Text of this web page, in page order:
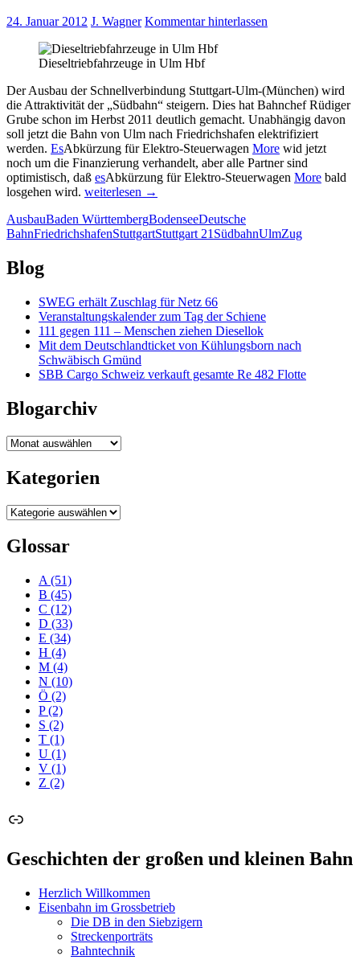
24. Januar 2012 J. Wagner Kommentar hinterlassen
Dieseltriebfahrzeuge in Ulm Hbf
Der Ausbau der Schnellverbindung Stuttgart-Ulm-(München) wird
die Attraktivität der „Südbahn“ steigern. Dies hat Bahnchef Rüdiger
Grube schon im Herbst 2011 deutlich gemacht. Unabhängig davon
soll jetzt die Bahn von Ulm nach Friedrichshafen elektrifiziert
werden. EsAbkürzung für Elektro-Steuerwagen More wid jetzt
noch um die Finanzierung verhandelt, aber alle Partner sind
optimistisch, daß esAbkürzung für Elektro-Steuerwagen More bald
losgehen wird. Südbahn
elektrifiziert:
Ulm-
weiterlesen →
AusbauBaden WürttembergBodenseeDeutsche
BahnFriedrichshafenStuttgartStuttgart 21 SüdbahnUlmZug
Blog
SWEG erhält Zuschlag für Netz 66
Veranstaltungskalender zum Tag der Schiene
111 gegen 111 – Menschen ziehen Diesellok
Mit dem Deutschlandticket von Kühlungsborn nach
Schwäbisch Gmünd
SBB Cargo Schweiz verkauft gesamte Re 482 Flotte
Blogarchiv
Blogarchiv
Kategorien
Kategorien
Glossar
A (51)
B (45)
C (12)
D (33)
E (34)
H (4)
M (4)
N (10)
Ö (2)
P(2)
S (2)
T (1)
U (1)
V (1)
Z (2)
Link
Geschichten der großen und kleinen Bahn
Herzlich Willkommen
Eisenbahn im Grossbetrieb
Die DB in den Siebzigern
Streckenporträts
Bahntechnik